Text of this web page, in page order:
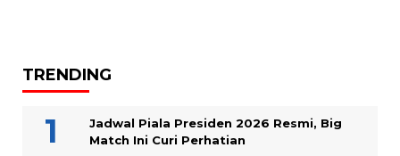
TRENDING
Jadwal Piala Presiden 2026 Resmi, Big
Match Ini Curi Perhatian